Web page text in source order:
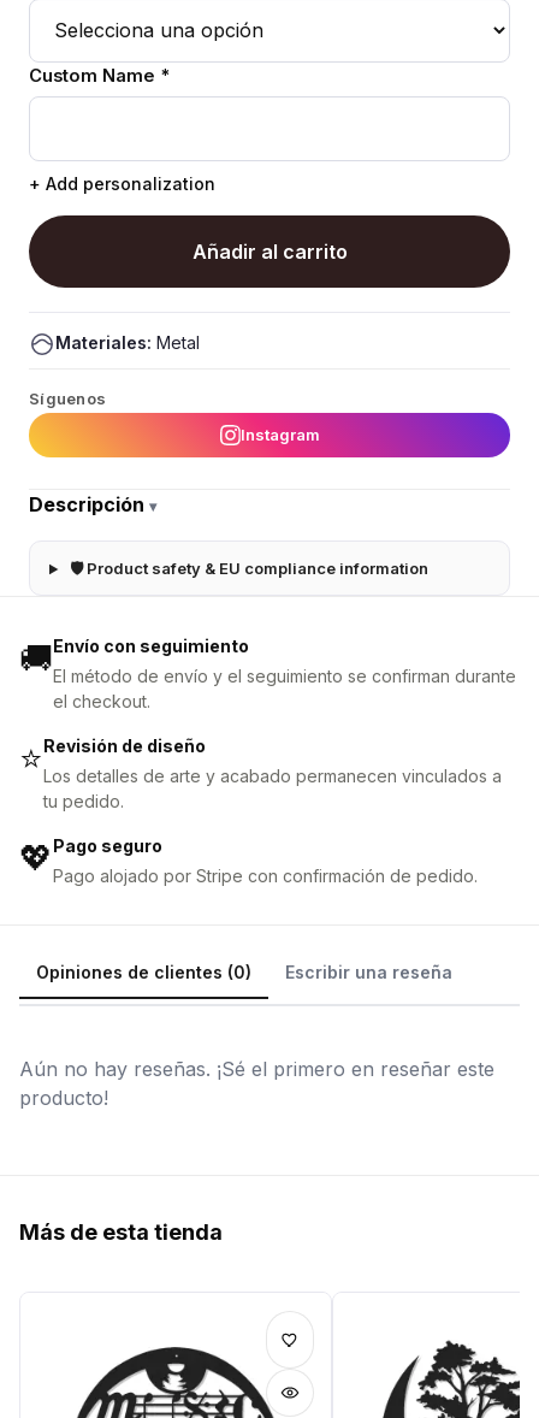
Custom Name *
+ Add personalization
Añadir al carrito
Materiales: Metal
Síguenos
Instagram
Descripción ▾
🛡 Product safety & EU compliance information
🚚Envío con seguimiento
El método de envío y el seguimiento se confirman durante
el checkout.
⭐Revisión de diseño
Los detalles de arte y acabado permanecen vinculados a
tu pedido.
💖 Pago seguro
Pago alojado por Stripe con confirmación de pedido.
Opiniones de clientes (0) Escribir una reseña
Aún no hay reseñas. ¡Sé el primero en reseñar este
producto!
Más de esta tienda